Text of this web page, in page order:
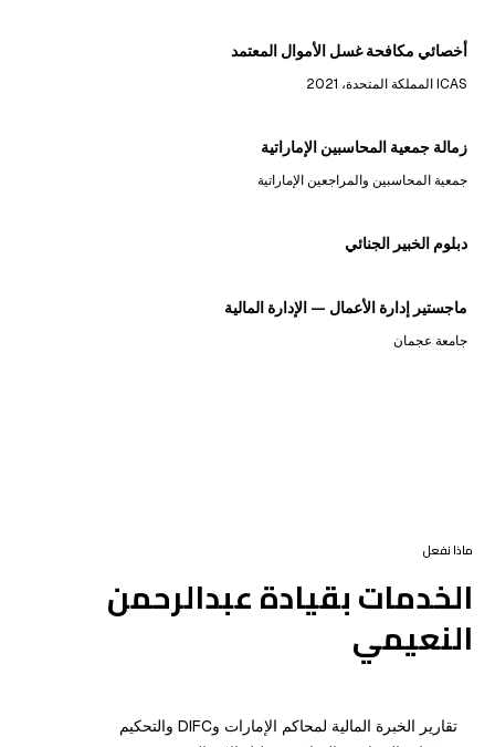
أخصائي مكافحة غسل الأموال المعتمد
ICAS المملكة المتحدة، 2021
زمالة جمعية المحاسبين الإماراتية
جمعية المحاسبين والمراجعين الإماراتية
دبلوم الخبير الجنائي
ماجستير إدارة الأعمال — الإدارة المالية
جامعة عجمان
ماذا نفعل
الخدمات بقيادة عبدالرحمن
النعيمي
تقارير الخبرة المالية لمحاكم الإمارات وDIFC والتحكيم